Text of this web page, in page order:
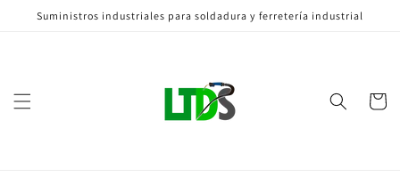
directamente
Suministros industriales para soldadura y ferretería industrial
Carrito